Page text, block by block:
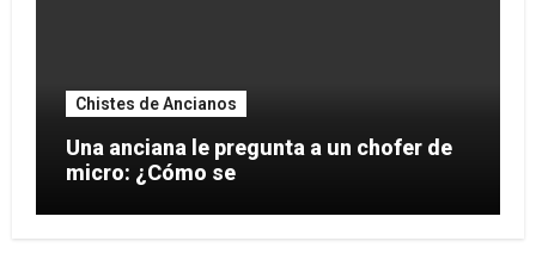
Chistes de Ancianos
Una anciana le pregunta a un chofer de
micro: ¿Cómo se